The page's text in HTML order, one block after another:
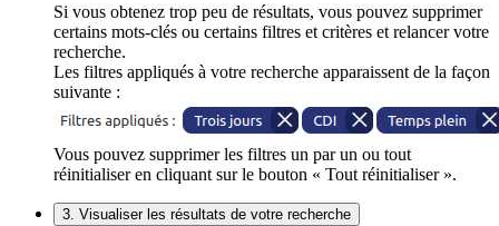
Si vous obtenez trop peu de résultats, vous pouvez supprimer
certains mots-clés ou certains filtres et critères et relancer votre
recherche.
Les filtres appliqués à votre recherche apparaissent de la façon
suivante :
Vous pouvez supprimer les filtres un par un ou tout
réinitialiser en cliquant sur le bouton « Tout réinitialiser ».
3. Visualiser les résultats de votre recherche